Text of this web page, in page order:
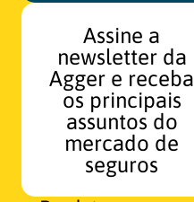
Assine a
newsletter da
Agger e receba
os principais
assuntos do
mercado de
seguros